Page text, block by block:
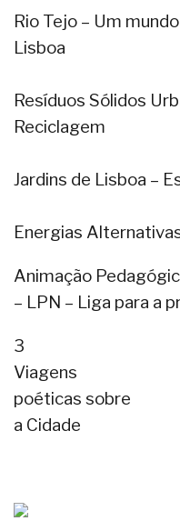
Rio Tejo – Um
Lisboa
Resíduos Sólidos
Reciclagem
Jardins de Lisboa –
Energias
Animação
– LPN – Liga para a
3
Viagens
poéticas sobre
a Cidade